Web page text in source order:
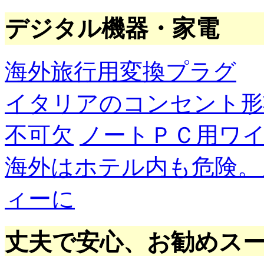
デジタル機器・家電
海外旅行用変換プラグ
イタリアのコンセント
不可欠 ノートＰＣ用ワ
海外はホテル内も危険
ィーに
丈夫で安心、お勧めス